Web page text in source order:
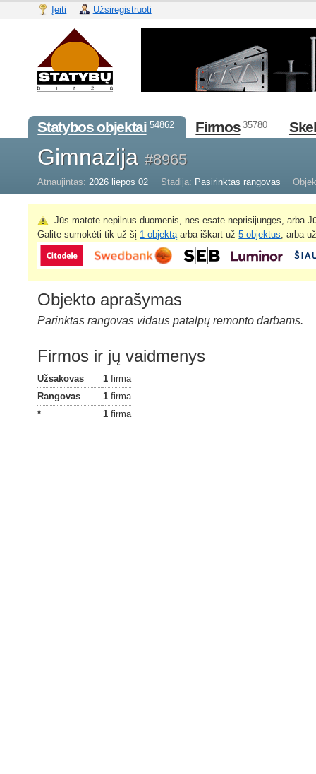
Įeiti Užsiregistruoti
Statybos objektai 54862 Firmos 35780
Gimnazija#8965
Atnaujintas: 2026 liepos 02 Stadija: Pasirinktas rangovas
Jūs matote nepilnus duomenis, nes esate neprisijungęs, arba
Galite sumokėti tik už šį 1 objektą arba iškart už5 objektus , arba
Objekto aprašymas
Parinktas rangovas vidaus patalpų remonto darbams.
Firmos ir jų vaidmenys
Užsakovas 1 firma
Rangovas
1 firma
*
1 firma